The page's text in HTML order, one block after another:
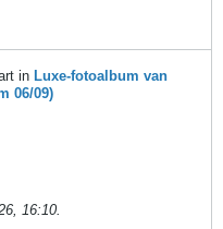
in Luxe-fotoalbum van
06/09)
16:10.